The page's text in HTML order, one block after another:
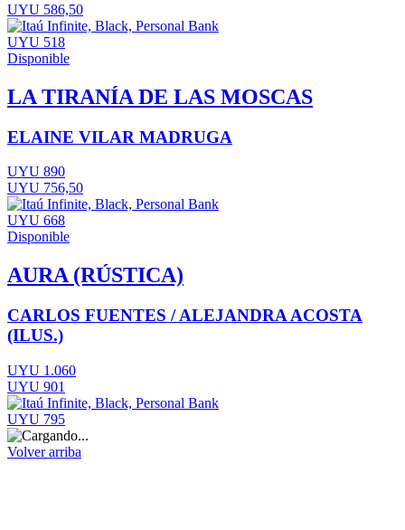
UYU 586,50
UYU 518
Disponible
LA TIRANÍA DE LAS MOSCAS
ELAINE VILAR MADRUGA
UYU 890
UYU 756,50
UYU 668
Disponible
AURA (RÚSTICA)
CARLOS FUENTES / ALEJANDRA ACOSTA
(ILUS.)
UYU 1.060
UYU 901
UYU 795
Volver arriba